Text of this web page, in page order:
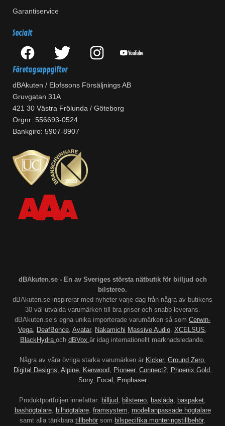
Garantiservice
Socialt
Företagsuppgifter
dBAkuten / Elofssons Försäljnings AB
Gruvgatan 31A
421 30 Västra Frölunda / Göteborg
Orgnr: 556693-0524
Bankgiro: 5907-8907
dBAkuten.se - En av Sveriges största nätbutik för billjud och
bilstereo.
dBAkuten.se inspirerar med nyheter varje dag från några av butikens
30 väl utvalda varumärken till bra priser och snabb leverans.
dBAkuten.se’s egna unika importerade varumärken så som Cerwin-
Vega, DeafBonce, Avatar, Nakamichi Massive Audio, XCELSUS,
BlackHydra och dBVox är idag internationellt marknadsledande.
Några av våra övriga starka varumärken är Kicker, Ground Zero,
Digital Designs, Alpine, Kenwood, Pioneer, Connect2, Phoenix Gold,
Sony, Focal , Emphaser
Produktportföljen innefattar: billjud, bilstereo, baslåda, baspaket,
bashögtalare, bilhögtalare, framsystem, modellanpassade högtalare
samt alla tänkbara tillbehör som bilspecifika monteringstillbehör,